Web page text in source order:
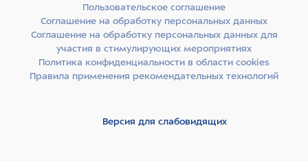
Пользовательское соглашение
Соглашение на обработку персональных данных
Соглашение на обработку персональных данных для
участия в стимулирующих мероприятиях
Политика конфиденциальности в области cookies
Правила применения рекомендательных технологий
Версия для слабовидящих